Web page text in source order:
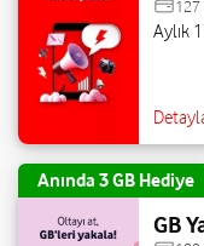
127
Aylık
Anında 3 GB Hediye
GB